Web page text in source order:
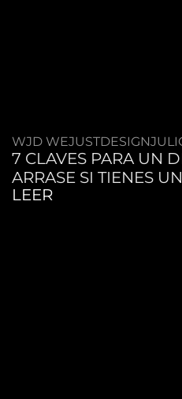
WJD WEJUSTDESIGN
7 CLAVES PARA UN
ARRASE SI TIENES
LEER